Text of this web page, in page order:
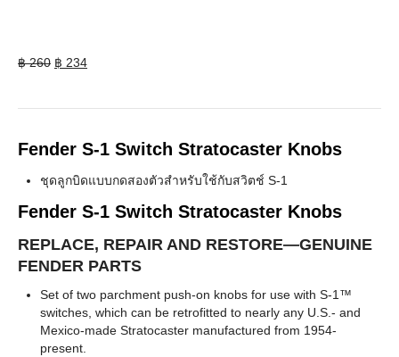
฿260 Original
฿ 234Current
Fender S-1 Switch Stratocaster Knobs
ชุดลูกบิดแบบกดสองตัวสำหรับใช้กับสวิตช์ S-1
Fender S-1 Switch Stratocaster Knobs
REPLACE, REPAIR AND RESTORE—GENUINE
FENDER PARTS
Set of two parchment push-on knobs for use with S-1™
switches, which can be retrofitted to nearly any U.S.- and
Mexico-made Stratocaster manufactured from 1954-
present.